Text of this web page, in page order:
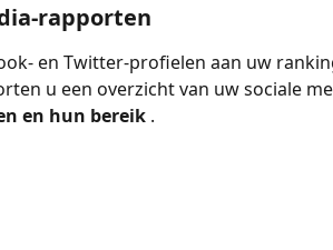
rapporten
en Twitter-profielen aan uw
u een overzicht van uw sociale
en hun bereik .